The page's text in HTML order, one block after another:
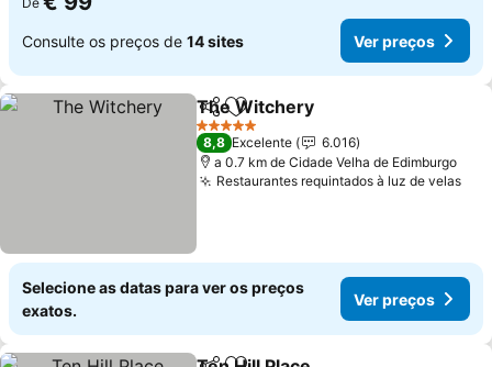
Consulte os preços de 14 sites Ver preços
PartilharAdicionar aos favoritos
The Witchery
5 Estrelas
8,8 Excelente
6.016
a 0.7 km de Cidade Velha de Edimburgo
Restaurantes requintados à luz de velas
Selecione as datas para ver os preços
exatos.
Ver preços